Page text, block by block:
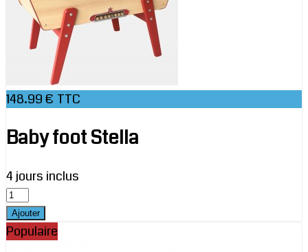
148.99 € TTC
Baby foot Stella
4 jours inclus
Populaire